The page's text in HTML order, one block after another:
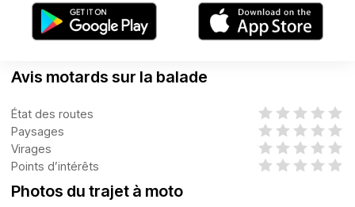
Avis motards sur la balade
État des routes
Paysages
Virages
Points d’intérêts
Photos du trajet à moto